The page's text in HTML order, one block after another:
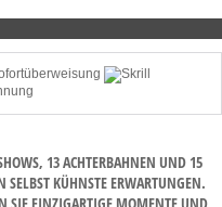
13 ACHTERBAHNEN UND 15
SELBST KÜHNSTE ERWARTUNGEN.